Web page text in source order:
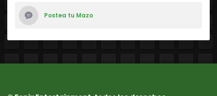
Postea tu Mazo